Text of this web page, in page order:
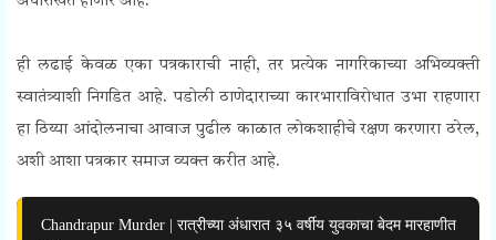
ही लढाई केवळ एका पत्रकाराची नाही, तर प्रत्येक नागरिकाच्या अभिव्यक्ती
स्वातंत्र्याशी निगडित आहे. पडोली ठाणेदाराच्या कारभाराविरोधात उभा राहणारा
हा ठिय्या आंदोलनाचा आवाज पुढील काळात लोकशाहीचे रक्षण करणारा ठरेल,
अशी आशा पत्रकार समाज व्यक्त करीत आहे.
Chandrapur Murder | रात्रीच्या अंधारात ३५ वर्षीय युवकाचा बेदम मारहाणीत